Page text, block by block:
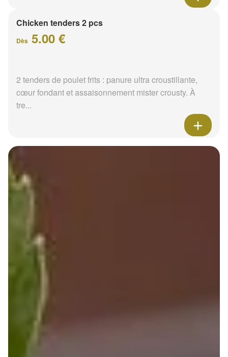
Chicken tenders 2 pcs
Dès 5.00 €
2 tenders de poulet frits : panure ultra croustillante,
cœur fondant et assaisonnement mister crousty. À
tre...